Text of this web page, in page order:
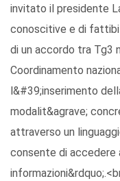
invitato il presidente
conoscitive e di
di un accordo tra Tg3
Coordinamento
l&#39;inserimento
modalit&agrave;
attraverso un
consente di accedere